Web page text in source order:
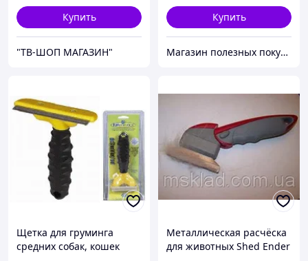
Купить
"ТВ-ШОП МАГАЗИН"
Купить
Магазин полезных покупок "Goodbuy"
Щетка для груминга
средних собак, кошек
Металлическая расчёска
для животных Shed Ender